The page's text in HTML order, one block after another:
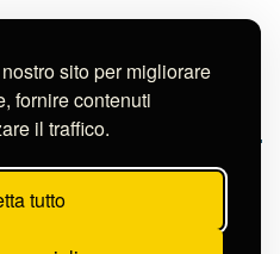
sito per migliorare
fornire contenuti
il traffico.
tutto
sito sono soggetti alle leggi sul
contattare l'Istituto: